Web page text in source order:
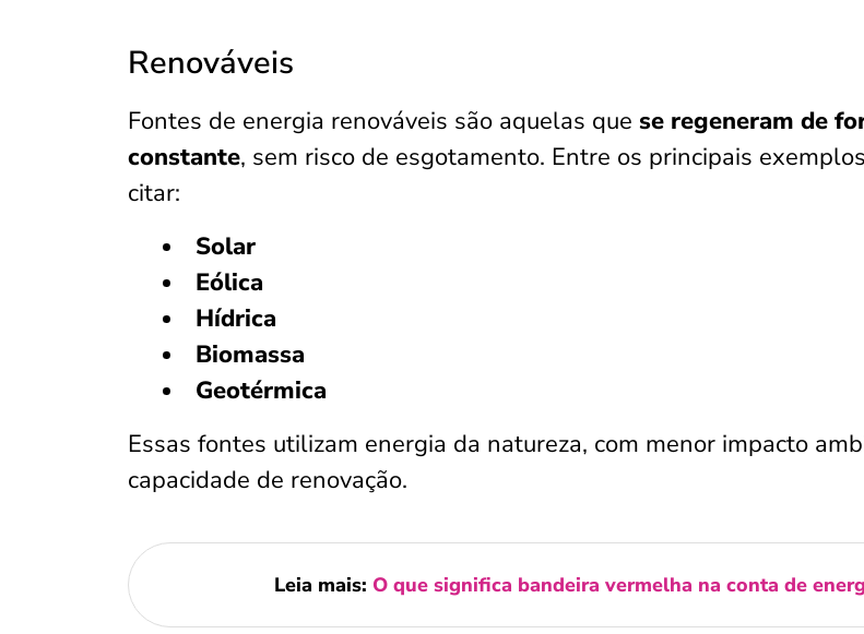
Renováveis
Fontes de energia renováveis são aquelas que se regeneram de
constante, sem risco de esgotamento. Entre os principais
citar:
Solar
Eólica
Hídrica
Biomassa
Geotérmica
Essas fontes utilizam energia da natureza, com menor impacto
capacidade de renovação.
Leia mais: O que significa bandeira vermelha na conta de